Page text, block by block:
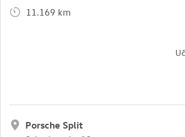
11.169 km
Porsche Split